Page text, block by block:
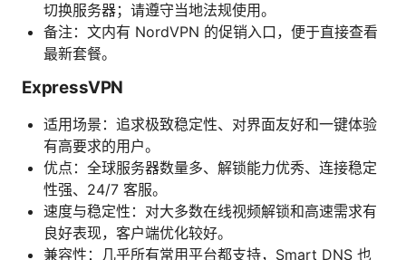
切换服务器；请遵守当地法规使用。
备注：文内有 NordVPN 的促销入口，便于直接查看
最新套餐。
ExpressVPN
适用场景：追求极致稳定性、对界面友好和一键体验
有高要求的用户。
优点：全球服务器数量多、解锁能力优秀、连接稳定
性强、24/7 客服。
速度与稳定性：对大多数在线视频解锁和高速需求有
良好表现，客户端优化较好。
兼容性：几乎所有常用平台都支持，Smart DNS 也